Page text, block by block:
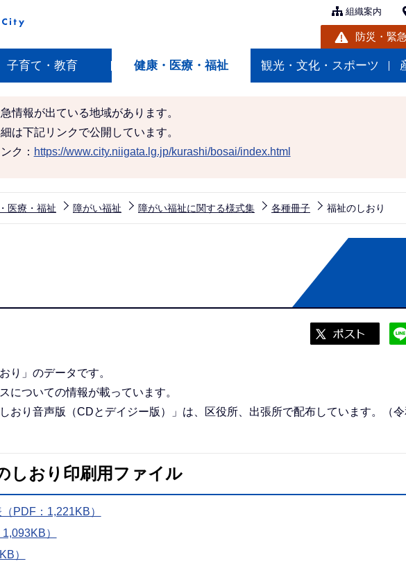
組織案内
防災・緊
子育て・教育 健康・医療・福祉 観光・文化・スポーツ
情報が出ている地域があります。
は下記リンクで公開しています。
ク： https://www.city.niigata.lg.jp/kurashi/bosai/index.html
医療・福祉 障がい福祉 障がい福祉に関する様式集 各種冊子 福祉のしおり
」のデータです。
についての情報が載っています。
り音声版（CDとデイジー版）」は、区役所、出張所で配布しています。（
おり印刷用ファイル
PDF：1,221KB）
）
）